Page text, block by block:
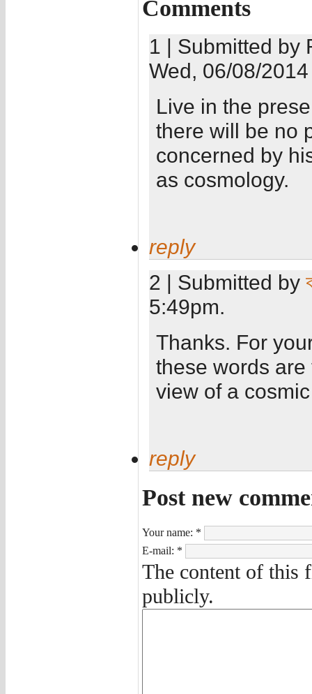
Comments
1 | Submitted by
Wed, 06/08/
Live in the
there will be no
concerned by
as cosmology.
reply
2 | Submitted by
5:49pm.
Thanks. For
these words
view of a
reply
Post new
Your name: *
E-mail: *
The content of this
publicly.